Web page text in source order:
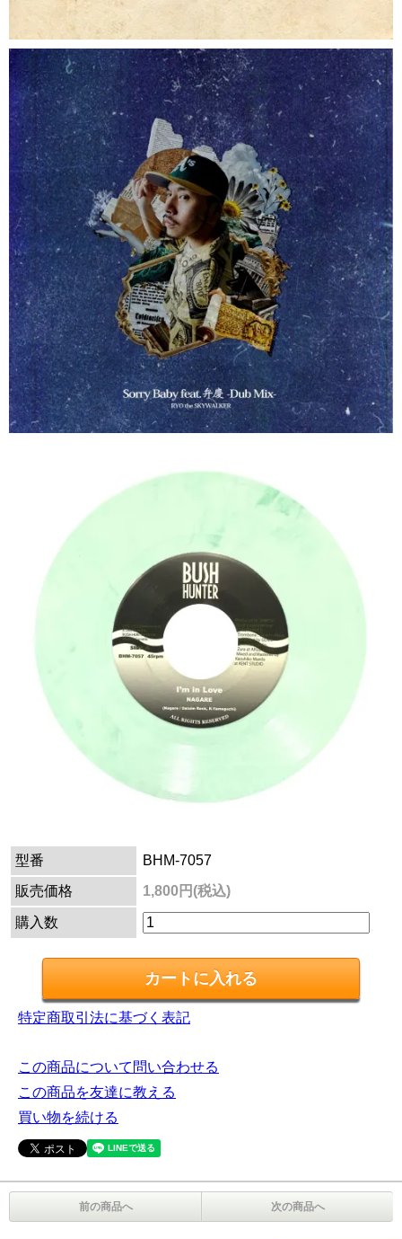
型番
BHM-7057
販売価格
1,800円(税込)
購入数
特定商取引法に基づく表記
この商品について問い合わせる
この商品を友達に教える
買い物を続ける
前の商品へ 次の商品へ